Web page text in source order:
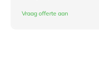
Vraag offerte aan